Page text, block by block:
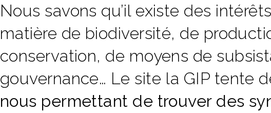
Nous savons qu’il existe des
matière de biodiversité, de
conservation, de moyens de
gouvernance… Le site la GIP tente
nous permettant de trouver des